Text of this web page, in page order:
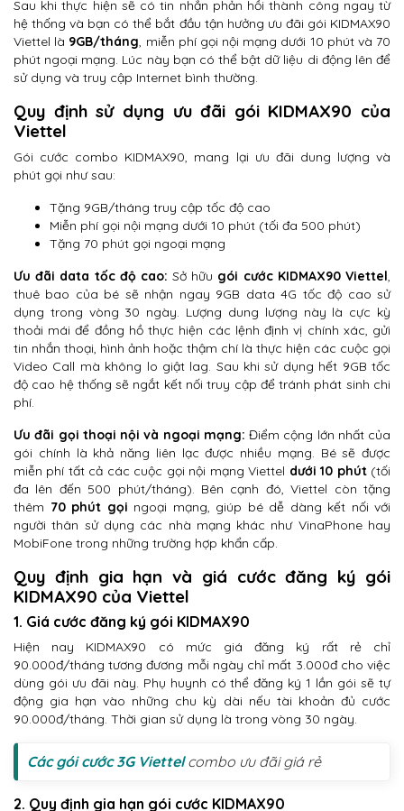
Sau khi thực hiện sẽ có tin nhắn phản hồi thành công ngay từ
hệ thống và bạn có thể bắt đầu tận hưởng ưu đãi gói KIDMAX90
Viettel là 9GB/tháng, miễn phí gọi nội mạng dưới 10 phút và 70
phút ngoại mạng. Lúc này bạn có thể bật dữ liệu di động lên để
sử dụng và truy cập Internet bình thường.
Quy định sử dụng ưu đãi gói KIDMAX90 của
Viettel
Gói cước combo KIDMAX90, mang lại ưu đãi dung lượng và
phút gọi như sau:
Tặng 9GB/tháng truy cập tốc độ cao
Miễn phí gọi nội mạng dưới 10 phút (tối đa 500 phút)
Tặng 70 phút gọi ngoại mạng
Ưu đãi data tốc độ cao:Sở hữu gói cước KIDMAX90 Viettel,
thuê bao của bé sẽ nhận ngay 9GB data 4G tốc độ cao sử
dụng trong vòng 30 ngày. Lượng dung lượng này là cực kỳ
thoải mái để đồng hồ thực hiện các lệnh định vị chính xác, gửi
tin nhắn thoại, hình ảnh hoặc thậm chí là thực hiện các cuộc gọi
Video Call mà không lo giật lag. Sau khi sử dụng hết 9GB tốc
độ cao hệ thống sẽ ngắt kết nối truy cập để tránh phát sinh chi
phí.
Ưu đãi gọi thoại nội và ngoại mạng: Điểm cộng lớn nhất của
gói chính là khả năng liên lạc được nhiều mạng. Bé sẽ được
miễn phí tất cả các cuộc gọi nội mạng Viettel dưới 10 phút(tối
đa lên đến 500 phút/tháng). Bên cạnh đó, Viettel còn tặng
thêm 70 phút gọi ngoại mạng, giúp bé dễ dàng kết nối với
người thân sử dụng các nhà mạng khác như VinaPhone hay
MobiFone trong những trường hợp khẩn cấp.
Quy định gia hạn và giá cước đăng ký gói
KIDMAX90 của Viettel
1. Giá cước đăng ký gói KIDMAX90
Hiện nay KIDMAX90 có mức giá đăng ký rất rẻ chỉ
90.000đ/tháng tương đương mỗi ngày chỉ mất 3.000đ cho việc
dùng gói ưu đãi này. Phụ huynh có thể đăng ký 1 lần gói sẽ tự
động gia hạn vào những chu kỳ dài nếu tài khoản đủ cước
90.000đ/tháng. Thời gian sử dụng là trong vòng 30 ngày.
Các gói cước 3G Viettel combo ưu đãi giá rẻ
2. Quy định gia hạn gói cước KIDMAX90